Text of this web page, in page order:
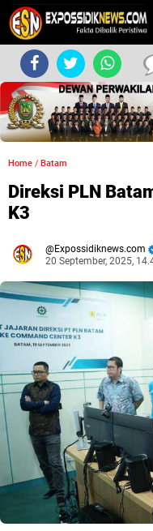
Home / Batam
Direksi PLN
K3
Expossidiknews.com
20 September, 2025,